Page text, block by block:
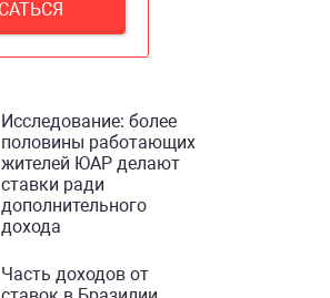
Исследование: более
половины работающих
жителей ЮАР делают
ставки ради
дополнительного
дохода
Часть доходов от